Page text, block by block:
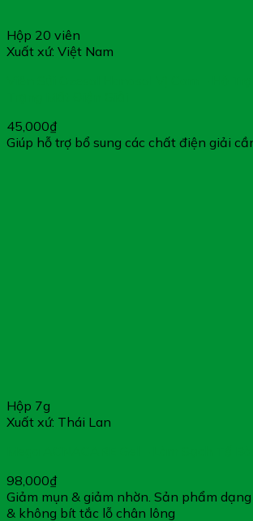
Hộp 20 viên
Xuất xứ: Việt Nam
45,000₫
Giúp hỗ trợ bổ sung các chất điện giải
Hộp 7g
Xuất xứ: Thái Lan
98,000₫
Giảm mụn & giảm nhờn. Sản phẩm
& không bít tắc lỗ chân lông